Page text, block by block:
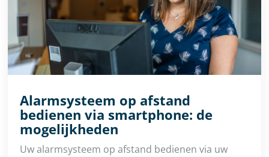
Alarmsysteem op afstand
bedienen via smartphone: de
mogelijkheden
Uw alarmsysteem op afstand bedienen via uw